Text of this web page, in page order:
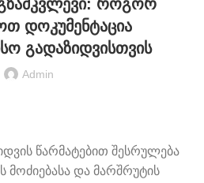
როგორ
დოკუმენტაცია
გადაზიდვისთვის
Admin
წარმატებით შესრულება
და მარშრუტის